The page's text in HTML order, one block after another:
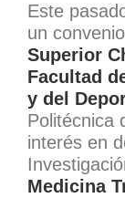
Este
un
Superior
Facultad
y del
Politécnica
interés en
Medicina